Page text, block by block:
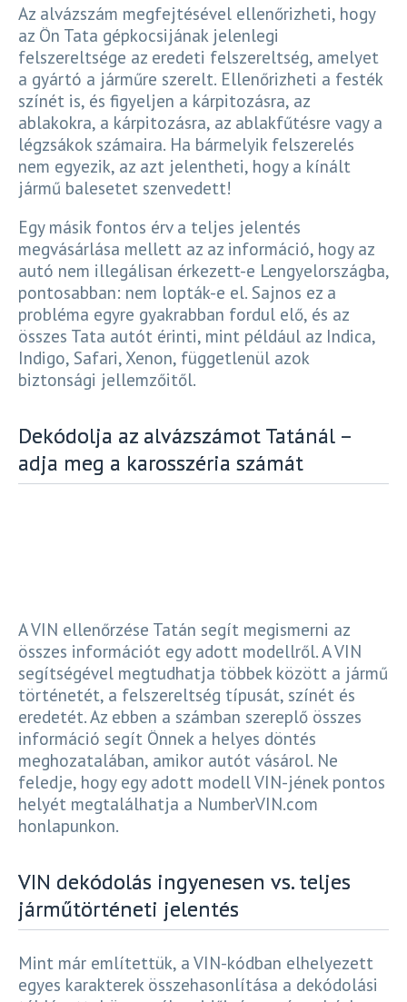
Az alvázszám megfejtésével ellenőrizheti, hogy
az Ön Tata gépkocsijának jelenlegi
felszereltsége az eredeti felszereltség, amelyet
a gyártó a járműre szerelt. Ellenőrizheti a festék
színét is, és figyeljen a kárpitozásra, az
ablakokra, a kárpitozásra, az ablakfűtésre vagy a
légzsákok számaira. Ha bármelyik felszerelés
nem egyezik, az azt jelentheti, hogy a kínált
jármű balesetet szenvedett!
Egy másik fontos érv a teljes jelentés
megvásárlása mellett az az információ, hogy az
autó nem illegálisan érkezett-e Lengyelországba,
pontosabban: nem lopták-e el. Sajnos ez a
probléma egyre gyakrabban fordul elő, és az
összes Tata autót érinti, mint például az Indica,
Indigo, Safari, Xenon, függetlenül azok
biztonsági jellemzőitől.
Dekódolja az alvázszámot Tatánál –
adja meg a karosszéria számát
A VIN ellenőrzése Tatán segít megismerni az
összes információt egy adott modellről. A VIN
segítségével megtudhatja többek között a jármű
történetét, a felszereltség típusát, színét és
eredetét. Az ebben a számban szereplő összes
információ segít Önnek a helyes döntés
meghozatalában, amikor autót vásárol. Ne
feledje, hogy egy adott modell VIN-jének pontos
helyét megtalálhatja a NumberVIN.com
honlapunkon.
VIN dekódolás ingyenesen vs. teljes
járműtörténeti jelentés
Mint már említettük, a VIN-kódban elhelyezett
egyes karakterek összehasonlítása a dekódolási